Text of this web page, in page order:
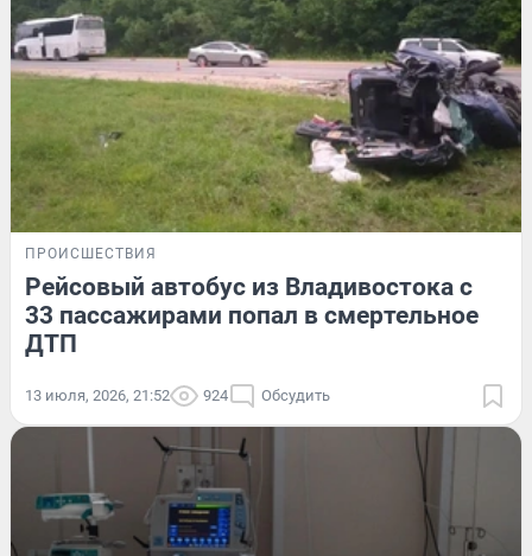
ПРОИСШЕСТВИЯ
Рейсовый автобус из Владивостока с
33 пассажирами попал в смертельное
ДТП
13 июля, 2026, 21:52 924 Обсудить